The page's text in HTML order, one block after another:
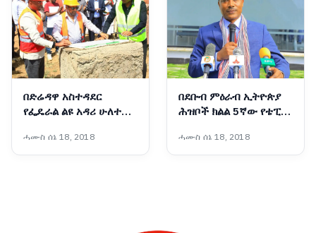
በድሬዳዋ አስተዳደር
የፌዴራል ልዩ አዳሪ ሁለተኛ
ተጀመረ
ሓሙስ ሰኔ 18, 2018
በደቡብ ምዕራብ ኢትዮጵያ
ሕዝቦች ክልል 5ኛው የቴፒ
አገልግሎት መስጠት ጀምረ
ሓሙስ ሰኔ 18, 2018